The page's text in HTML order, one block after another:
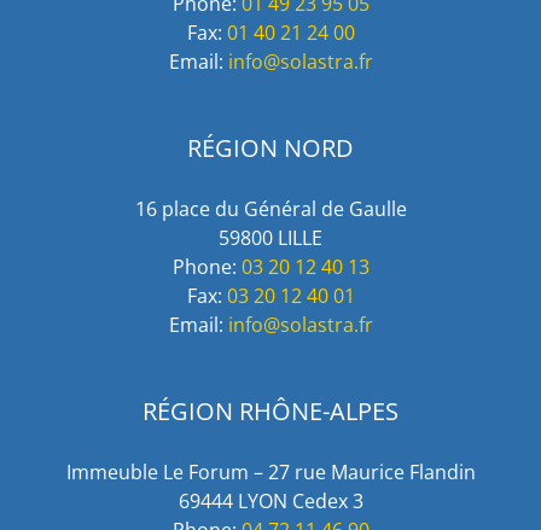
Fax: 01 40 21 24 00
Email: info@solastra.fr
RÉGION NORD
16 place du Général de Gaulle
59800 LILLE
Phone: 03 20 12 40 13
Fax: 03 20 12 40 01
Email: info@solastra.fr
RÉGION RHÔNE-ALPES
Immeuble Le Forum – 27 rue Maurice Flandin
69444 LYON Cedex 3